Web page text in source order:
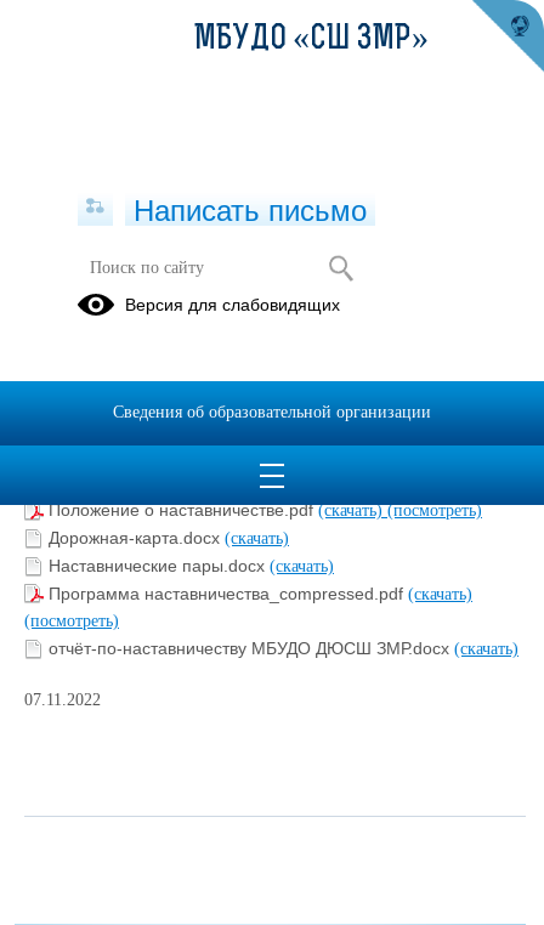
Наставничество
Положение о наставничестве.pdf(скачать)(посмотреть)
Дорожная-карта.docx (скачать)
Наставнические пары.docx (скачать)
Программа наставничества_compressed.pdf (скачать)
(посмотреть)
отчёт-по-наставничеству МБУДО ДЮСШ ЗМР.docx (скачать)
07.11.2022
МБУДО «СШ ЗМР»
Написать письмо
Версия для слабовидящих
Сведения об образовательной организации